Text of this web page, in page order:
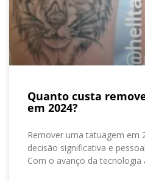
Quanto custa
em 2024?
Remover uma tatuagem em
decisão significativa e
Com o avanço da tecnologia